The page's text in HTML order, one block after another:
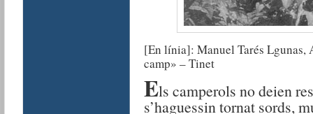
[En línia]: Manuel Tarés Lgunas,
camp» – Tinet
Els camperols no deien
s’haguessin tornat sords,